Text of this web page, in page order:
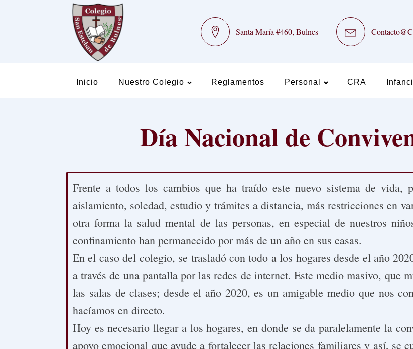
Santa María #460, Bulnes
Inicio Nuestro Colegio Reglamentos Personal CRA
Día Nacional de
Frente a todos los cambios que ha traído este nuevo sistema de vida,
aislamiento, soledad, estudio y trámites a distancia, más restricciones en
otra forma la salud mental de las personas, en especial de nuestros
confinamiento han permanecido por más de un año en sus casas.
En el caso del colegio, se trasladó con todo a los hogares desde el año
a través de una pantalla por las redes de internet. Este medio masivo, que
las salas de clases; desde el año 2020, es un amigable medio que nos
hacíamos en directo.
Hoy es necesario llegar a los hogares, en donde se da paralelamente la
apoyo emocional que ayude a fortalecer las relaciones familiares y así, se